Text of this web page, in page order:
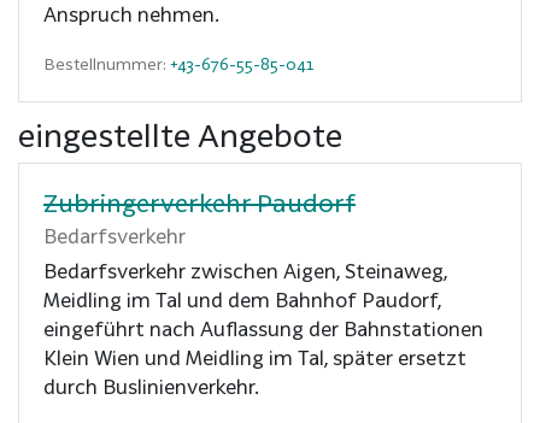
Anspruch nehmen.
Bestellnummer: +43-676-55-85-041
eingestellte Angebote
Zubringerverkehr Paudorf
Bedarfsverkehr
Bedarfsverkehr zwischen Aigen, Steinaweg,
Meidling im Tal und dem Bahnhof Paudorf,
eingeführt nach Auflassung der Bahnstationen
Klein Wien und Meidling im Tal, später ersetzt
durch Buslinienverkehr.